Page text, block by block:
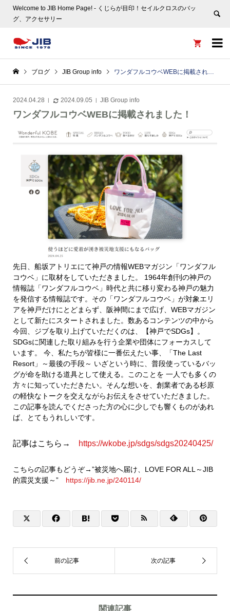
Welcome to JIB Home Page! ‐ くじらが目印！セイルクロスのバッ
グ、アクセサリー


ブログ JIB Group info ワンダフルコウベWEBに掲載されました！
2024.04.28 2024.09.05 JIB Group info
ワンダフルコウベWEBに掲載されました！
先日、船坂アトリエにて神戸の情報WEBマガジン「ワンダフル
コウベ」に取材をしていただきました。 1964年創刊の神戸の
情報誌「ワンダフルコウベ」時代と共に移り変わる神戸の魅力
を発信する情報誌です。その「ワンダフルコウベ」が対象エリ
アを神戸だけにとどまらず、阪神間にまで広げ、WEBマガジン
として新たにスタートされました。数あるコンテンツの中から
今回、ジブを取り上げていただくのは、【神戸でSDGs】。
SDGsに関連した取り組みを行う企業や団体にフォーカスして
います。 今、私たちが皆様に一番伝えたい事、「The Last
Resort」～最後の手段～ いざという時に、普段使っているバッ
グが命を助ける道具として使える。このことを 一人でも多くの
方々に知っていただきたい。そんな想いを、創業者である杉原
の軽快なトークを交えながらお伝えをさせていただきました。
この記事を読んでくださった方の心に少しでも響くものがあれ
ば、とてもうれしいです。
記事はこちら→ https://wkobe.jp/sdgs/sdgs20240425/
こちらの記事もどうぞ→”被災地へ届け、LOVE FOR ALL～JIB
的震災支援～” https://jib.ne.jp/240114/
関連記事